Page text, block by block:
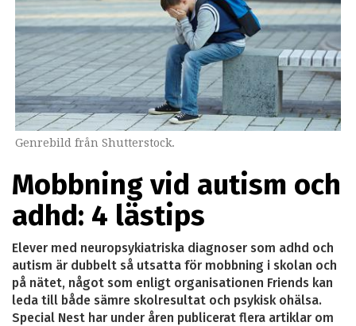
Genrebild från Shutterstock.
Mobbning vid autism och
adhd: 4 lästips
Elever med neuropsykiatriska diagnoser som adhd och
autism är dubbelt så utsatta för mobbning i skolan och
på nätet, något som enligt organisationen Friends kan
leda till både sämre skolresultat och psykisk ohälsa.
Special Nest har under åren publicerat flera artiklar om